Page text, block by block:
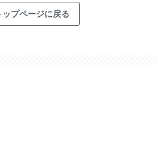
ップページに戻る